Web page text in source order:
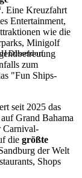
. Eine Kreuzfahrt
Entertainment,
wie die
Minigolf
zum
"Fun Ships-
seit 2025 das
auf Grand Bahama
Carnival-
die größte
der Welt
Shops
Düsseldorf